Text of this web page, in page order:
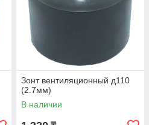
Зонт вентиляционный д110
(2.7мм)
В наличии